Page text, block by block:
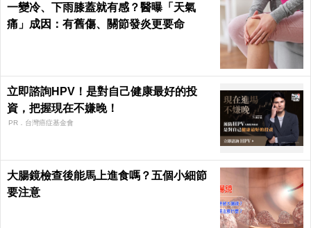
一變冷、下雨膝蓋就有感？醫曝「天氣
痛」成因：有舊傷、關節發炎更要命
立即諮詢HPV！是對自己健康最好的投
資，把握現在不嫌晚！
PR．台灣癌症基金會
大腸鏡檢查後能馬上進食嗎？五個小細節
要注意